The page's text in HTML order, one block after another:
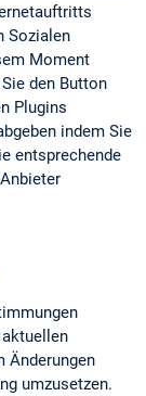
Sozialen
Moment
den Button
Plugins
indem Sie
entsprechende
Änderungen
umzusetzen.